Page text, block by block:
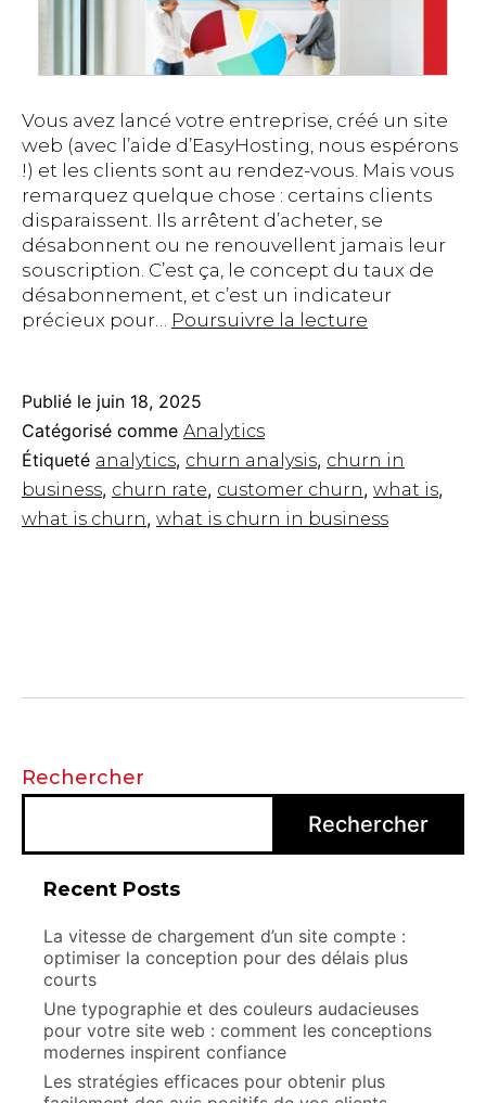
Vous avez lancé votre entreprise, créé un site
web (avec l’aide d’EasyHosting, nous espérons
!) et les clients sont au rendez-vous. Mais vous
remarquez quelque chose : certains clients
disparaissent. Ils arrêtent d’acheter, se
désabonnent ou ne renouvellent jamais leur
souscription. C’est ça, le concept du taux de
désabonnement, et c’est un indicateur
précieux pour… Poursuivre la lecture
?
Définition
Publié le juin 18, 2025
Catégorisé comme Analytics
Étiqueté analytics, churn analysis, churn in
business, churn rate, customer churn, what is,
what is churn, what is churn in business
Rechercher
Rechercher
Recent Posts
La vitesse de chargement d’un site compte :
optimiser la conception pour des délais plus
courts
Une typographie et des couleurs audacieuses
pour votre site web : comment les conceptions
modernes inspirent confiance
Les stratégies efficaces pour obtenir plus